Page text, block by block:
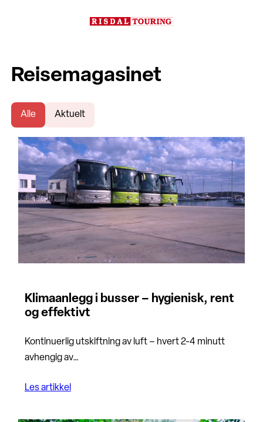
Reisemagasinet
Alle Aktuelt
Klimaanlegg i busser – hygienisk, rent
og effektivt
Kontinuerlig utskiftning av luft – hvert 2-4 minutt
avhengig av…
Les artikkel